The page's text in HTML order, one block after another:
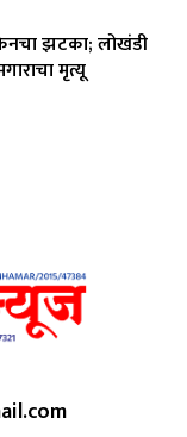
झटका; लोखंडी
मृत्यू